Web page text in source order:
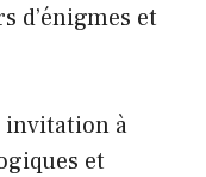
d’énigmes et
invitation à
et